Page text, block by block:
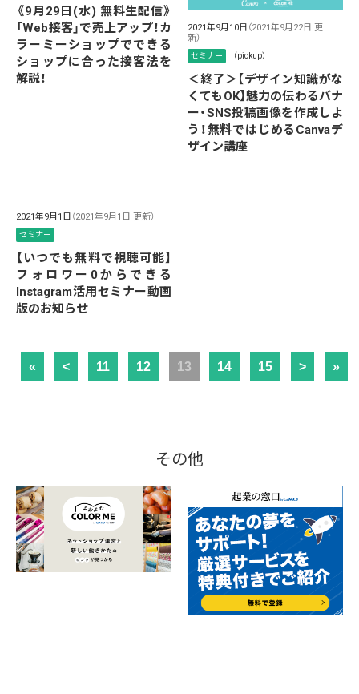
《9月29日(水) 無料生配信》
「Web接客」で売上アップ！カ
ラーミーショップでできる
ショップに合った接客法を
解説！
2021年9月10日 （2021年9月22日 更
新）
セミナー （pickup）
＜終了＞【デザイン知識がな
くてもOK】魅力の伝わるバナ
ー・SNS投稿画像を作成しよ
う！無料ではじめるCanvaデ
ザイン講座
2021年9月1日 （2021年9月1日 更新）
セミナー
【いつでも無料で視聴可能】
フォロワー0からできる
Instagram活用セミナー動画
版のお知らせ
« < 11 12 13 14 15 > »
その他